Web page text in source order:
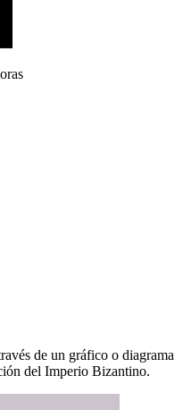
de un gráfico o diagrama
del Imperio Bizantino.